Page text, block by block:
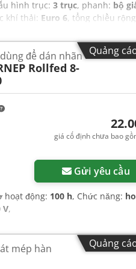
hình trục: 3 trục, phanh: bộ
khí thải: Euro 6, tổng chiều
ABS, bộ lọc muội than, bộ sưởi
Quảng
để dán nhãn
Rollfed 8-
giá cố định chưa bao
Gửi yêu cầu
hoạt động: 100 h, Chức năng:
V,
Quảng
mép hàn